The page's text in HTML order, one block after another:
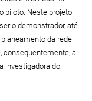
piloto. Neste projeto
o demonstrador, até
da rede
consequentemente, a
investigadora do